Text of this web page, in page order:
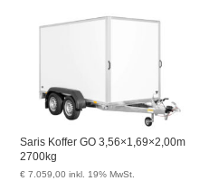
Saris Koffer GO 3,56×1,69×2,00m
2700kg
€ 7.059,00 inkl. 19% MwSt.